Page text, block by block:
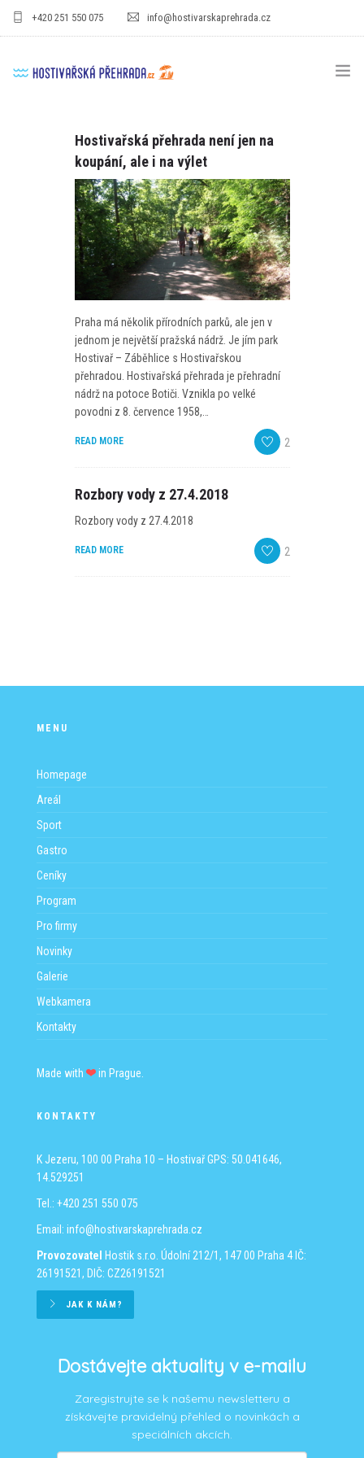
+420 251 550 075 info@hostivarskaprehrada.cz
PRO FIRMY
Hostivařská přehrada není jen na
koupání, ale i na výlet
Praha má několik přírodních parků, ale jen v
jednom je největší pražská nádrž. Je jím park
Hostivař – Záběhlice s Hostivařskou
přehradou. Hostivařská přehrada je přehradní
nádrž na potoce Botiči. Vznikla po velké
povodni z 8. července 1958,…
READ MORE 2
Rozbory vody z 27.4.2018
Rozbory vody z 27.4.2018
READ MORE 2
MENU
Homepage
Areál
Sport
Gastro
Ceníky
Program
Pro firmy
Novinky
Galerie
Webkamera
Kontakty
Made with in Prague.
KONTAKTY
K Jezeru, 100 00 Praha 10 – HostivařGPS: 50.041646,
14.529251
Tel.: +420 251 550 075
Email: info@hostivarskaprehrada.cz
Provozovatel
Hostik s.r.o. Údolní 212/1, 147 00 Praha 4 IČ:
26191521, DIČ: CZ26191521
JAK K NÁM?
Dostávejte aktuality v e-mailu
Zaregistrujte se k našemu newsletteru a
získávejte pravidelný přehled o novinkách a
speciálních akcích.